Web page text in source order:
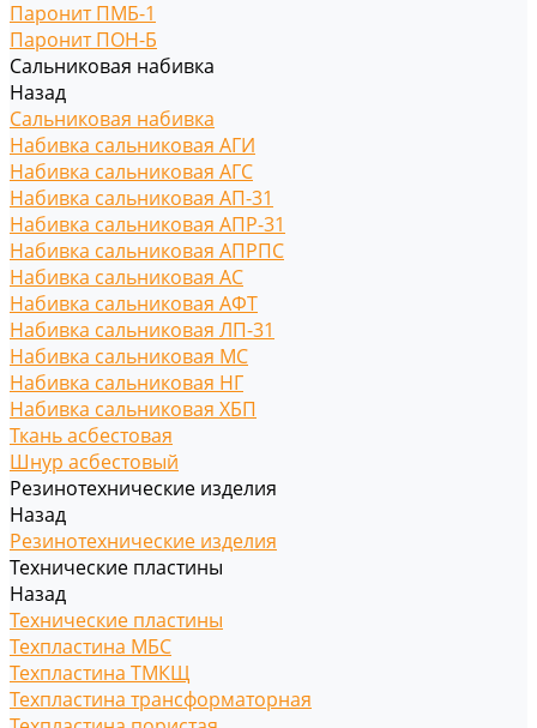
Паронит ПМБ-1
Паронит ПОН-Б
Сальниковая набивка
Назад
Сальниковая набивка
Набивка сальниковая АГИ
Набивка сальниковая АГС
Набивка сальниковая АП-31
Набивка сальниковая АПР-31
Набивка сальниковая АПРПС
Набивка сальниковая АС
Набивка сальниковая АФТ
Набивка сальниковая ЛП-31
Набивка сальниковая МС
Набивка сальниковая НГ
Набивка сальниковая ХБП
Ткань асбестовая
Шнур асбестовый
Резинотехнические изделия
Назад
Резинотехнические изделия
Технические пластины
Назад
Технические пластины
Техпластина МБС
Техпластина ТМКЩ
Техпластина трансформаторная